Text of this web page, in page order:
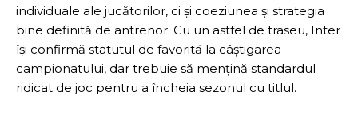
individuale ale jucătorilor, ci și coeziunea și strategia
bine definită de antrenor. Cu un astfel de traseu, Inter
își confirmă statutul de favorită la câștigarea
campionatului, dar trebuie să mențină standardul
ridicat de joc pentru a încheia sezonul cu titlul.